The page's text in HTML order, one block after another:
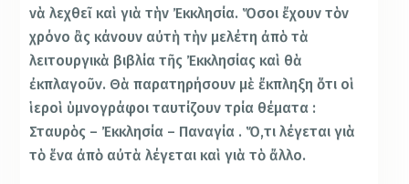
νὰ λεχθεῖ καὶ γιὰ τὴν Ἐκκλησία. Ὅσοι ἔχουν τὸν
χρόνο ἂς κάνουν αὐτὴ τὴν μελέτη ἀπὸ τὰ
λειτουργικὰ βιβλία τῆς Ἐκκλησίας καὶ θὰ
ἐκπλαγοῦν. Θὰ παρατηρήσουν μὲ ἔκπληξη ὅτι οἱ
ἱεροὶ ὑμνογράφοι ταυτίζουν τρία θέματα :
Σταυρὸς – Ἐκκλησία – Παναγία . Ὅ,τι λέγεται γιὰ
τὸ ἕνα ἀπὸ αὐτὰ λέγεται καὶ γιὰ τὸ ἄλλο.